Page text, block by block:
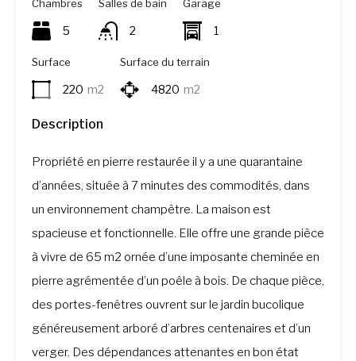
Chambres
5
Salles de bain
2
Garage
1
Surface
220 m2
Surface du terrain
4820 m2
Description
Propriété en pierre restaurée il y a une quarantaine
d’années, située à 7 minutes des commodités, dans
un environnement champêtre. La maison est
spacieuse et fonctionnelle. Elle offre une grande pièce
à vivre de 65 m2 ornée d’une imposante cheminée en
pierre agrémentée d’un poêle à bois. De chaque pièce,
des portes-fenêtres ouvrent sur le jardin bucolique
généreusement arboré d’arbres centenaires et d’un
verger. Des dépendances attenantes en bon état